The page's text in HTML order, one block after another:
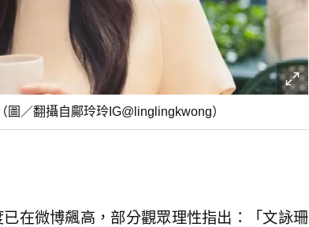
／翻攝自鄺玲玲IG@linglingkwong）
在微博飆高，部分觀眾理性指出：「文詠珊